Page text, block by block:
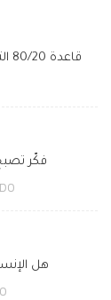
قاعدة 80/20 التي غيرت طريقة تفكير ملايين الأشخاص | ملخص…
فكّر تصبح
هل